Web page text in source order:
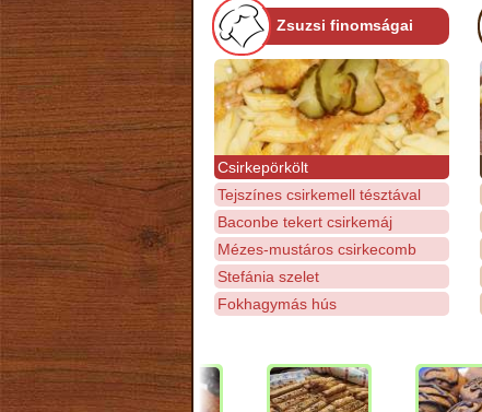
Zsuzsi finomságai
Csirkepörkölt
Tejszínes csirkemell tésztával
Baconbe tekert csirkemáj
Mézes-mustáros csirkecomb
Stefánia szelet
Fokhagymás hús